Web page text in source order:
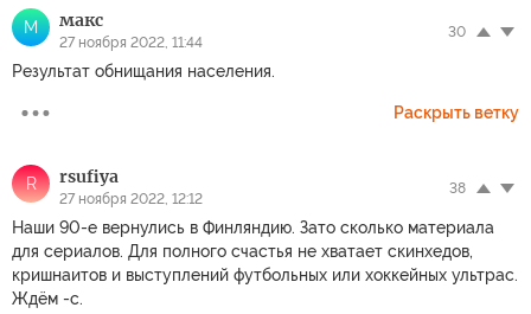
М макс
27 ноября 2022, 11:44
30
Результат обнищания населения.
Раскрыть ветку
R rsufiya
27 ноября 2022, 12:12
38
Наши 90-е вернулись в Финляндию. Зато сколько материала
для сериалов. Для полного счастья не хватает скинхедов,
кришнаитов и выступлений футбольных или хоккейных ультрас.
Ждём -с.